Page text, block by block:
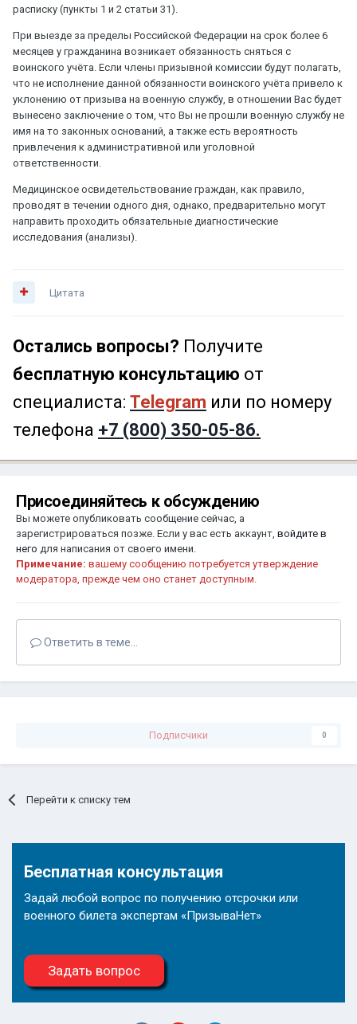
расписку (пункты 1 и 2 статьи 31).
При выезде за пределы Российской Федерации на срок более 6
месяцев у гражданина возникает обязанность сняться с
воинского учёта. Если члены призывной комиссии будут полагать,
что не исполнение данной обязанности воинского учёта привело к
уклонению от призыва на военную службу, в отношении Вас будет
вынесено заключение о том, что Вы не прошли военную службу не
имя на то законных оснований, а также есть вероятность
привлечения к административной или уголовной
ответственности.
Медицинское освидетельствование граждан, как правило,
проводят в течении одного дня, однако, предварительно могут
направить проходить обязательные диагностические
исследования (анализы).
Цитата
Остались вопросы? Получите
бесплатную консультацию от
специалиста: Telegram или по номеру
телефона +7 (800) 350-05-86.
Присоединяйтесь к обсуждению
Вы можете опубликовать сообщение сейчас, а
зарегистрироваться позже. Если у вас есть аккаунт, войдите в
него для написания от своего имени.
Примечание: вашему сообщению потребуется утверждение
модератора, прежде чем оно станет доступным.
Ответить в теме...
Подписчики 0
Перейти к списку тем
Бесплатная консультация
Задай любой вопрос по получению отсрочки или
военного билета экспертам «ПризываНет»
Задать вопрос